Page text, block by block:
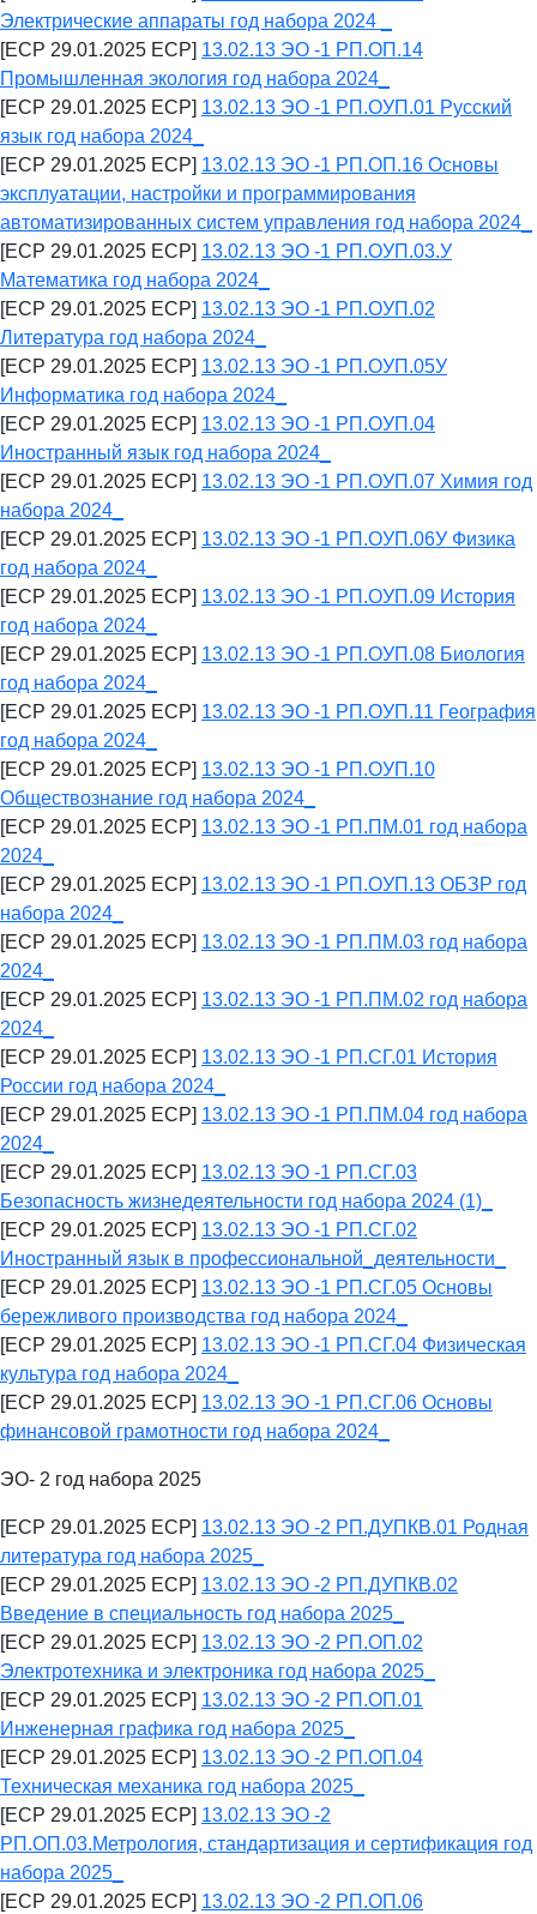
Электрические аппараты год набора 2024 _
[ECP 29.01.2025 ECP] 13.02.13 ЭО -1 РП.ОП.14
Промышленная экология год набора 2024_
[ECP 29.01.2025 ECP] 13.02.13 ЭО -1 РП.ОУП.01 Русский
язык год набора 2024_
[ECP 29.01.2025 ECP] 13.02.13 ЭО -1 РП.ОП.16 Основы
эксплуатации, настройки и программирования
автоматизированных систем управления год набора 2024_
[ECP 29.01.2025 ECP] 13.02.13 ЭО -1 РП.ОУП.03.У
Математика год набора 2024_
[ECP 29.01.2025 ECP] 13.02.13 ЭО -1 РП.ОУП.02
Литература год набора 2024_
[ECP 29.01.2025 ECP] 13.02.13 ЭО -1 РП.ОУП.05У
Информатика год набора 2024_
[ECP 29.01.2025 ECP] 13.02.13 ЭО -1 РП.ОУП.04
Иностранный язык год набора 2024_
[ECP 29.01.2025 ECP] 13.02.13 ЭО -1 РП.ОУП.07 Химия год
набора 2024_
[ECP 29.01.2025 ECP] 13.02.13 ЭО -1 РП.ОУП.06У Физика
год набора 2024_
[ECP 29.01.2025 ECP] 13.02.13 ЭО -1 РП.ОУП.09 История
год набора 2024_
[ECP 29.01.2025 ECP] 13.02.13 ЭО -1 РП.ОУП.08 Биология
год набора 2024_
[ECP 29.01.2025 ECP] 13.02.13 ЭО -1 РП.ОУП.11 География
год набора 2024_
[ECP 29.01.2025 ECP] 13.02.13 ЭО -1 РП.ОУП.10
Обществознание год набора 2024_
[ECP 29.01.2025 ECP] 13.02.13 ЭО -1 РП.ПМ.01 год набора
2024_
[ECP 29.01.2025 ECP] 13.02.13 ЭО -1 РП.ОУП.13 ОБЗР год
набора 2024_
[ECP 29.01.2025 ECP] 13.02.13 ЭО -1 РП.ПМ.03 год набора
2024_
[ECP 29.01.2025 ECP] 13.02.13 ЭО -1 РП.ПМ.02 год набора
2024_
[ECP 29.01.2025 ECP] 13.02.13 ЭО -1 РП.СГ.01 История
России год набора 2024_
[ECP 29.01.2025 ECP] 13.02.13 ЭО -1 РП.ПМ.04 год набора
2024_
[ECP 29.01.2025 ECP] 13.02.13 ЭО -1 РП.СГ.03
Безопасность жизнедеятельности год набора 2024 (1)_
[ECP 29.01.2025 ECP] 13.02.13 ЭО -1 РП.СГ.02
Иностранный язык в профессиональной_деятельности_
[ECP 29.01.2025 ECP] 13.02.13 ЭО -1 РП.СГ.05 Основы
бережливого производства год набора 2024_
[ECP 29.01.2025 ECP] 13.02.13 ЭО -1 РП.СГ.04 Физическая
культура год набора 2024_
[ECP 29.01.2025 ECP] 13.02.13 ЭО -1 РП.СГ.06 Основы
финансовой грамотности год набора 2024_
ЭО- 2 год набора 2025
[ECP 29.01.2025 ECP] 13.02.13 ЭО -2 РП.ДУПКВ.01 Родная
литература год набора 2025_
[ECP 29.01.2025 ECP] 13.02.13 ЭО -2 РП.ДУПКВ.02
Введение в специальность год набора 2025_
[ECP 29.01.2025 ECP] 13.02.13 ЭО -2 РП.ОП.02
Электротехника и электроника год набора 2025_
[ECP 29.01.2025 ECP] 13.02.13 ЭО -2 РП.ОП.01
Инженерная графика год набора 2025_
[ECP 29.01.2025 ECP] 13.02.13 ЭО -2 РП.ОП.04
Техническая механика год набора 2025_
[ECP 29.01.2025 ECP] 13.02.13 ЭО -2
РП.ОП.03.Метрология, стандартизация и сертификация год
набора 2025_
[ECP 29.01.2025 ECP] 13.02.13 ЭО -2 РП.ОП.06